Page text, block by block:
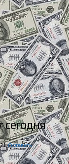
сегодня
Оставить